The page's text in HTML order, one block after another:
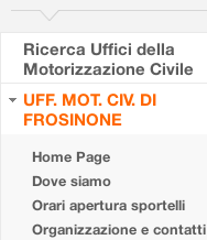
Ricerca Uffici della
Motorizzazione Civile
UFF. MOT. CIV. DI
FROSINONE
Home Page
Dove siamo
Orari apertura sportelli
Organizzazione e contatti